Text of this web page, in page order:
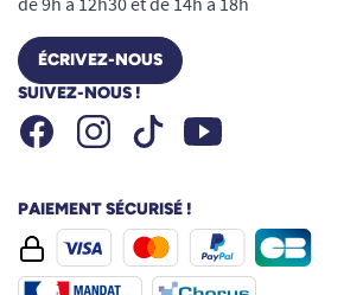
ÉCRIVEZ-NOUS
SUIVEZ-NOUS !
FacebookInstagramTiktok Youtube
PAIEMENT SÉCURISÉ !